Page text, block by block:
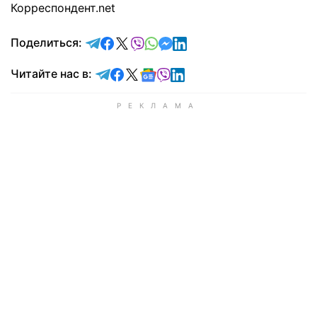
Корреспондент.net
Поделиться: отправить в Telegram
поделиться в Facebook
поделиться в X
отправить в Viber
отправить в Whatsapp
отправить в Messenger
отправить в LinkedIn
Читайте нас в: Читайте в Telegram
Читайте в Facebook
Читайте в X
Читайте в Google news
Читайте в Viber
Читайте в LinkedIn